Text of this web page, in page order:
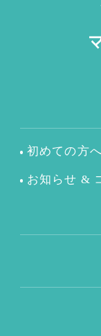
初めての方へ
お知らせ &